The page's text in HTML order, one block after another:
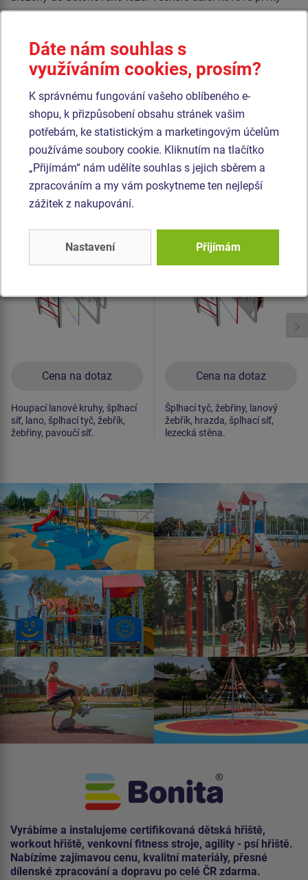
jsou také upravovány zinkováním nebo duplexním
Lana a sítě jsou vyrobeny z materiálu HERKULES (16 mm
lana z polypropylenu s vnitřním ocelovým jádrem) a jsou
spojovány plastovými spoji. Veškerý spojovací materiál je
pozinkovaný nebo nerezový.
Podobnézboží
Produkt - SSE-8703K-20
Šplhací sestava -
celokovová
Cena na dotaz
Novinka
Houpací lanové kruhy, šplhací
síť, lano, šplhací tyč, žebřík,
žebřiny, pavoučí síť.
Produkt - SSE-8603K-20
celokovová
Cena na dotaz
Šplhací tyč, žebřiny, lanový
žebřík, hrazda, šplhací síť,
lezecká stěna.
Vyrábíme a instalujeme certifikovaná dětská hřiště,
workout hřiště, venkovní fitness stroje, agility - psí hřiště.
Nabízíme zajímavou cenu, kvalitní materiály, přesné
dílenské zpracování a dopravu po celé ČR zdarma.
Dáte nám souhlas s
využíváním cookies, prosím?
K správnému fungování vašeho oblíbeného e-
shopu, k přizpůsobení obsahu stránek vašim
potřebám, ke statistickým a marketingovým účelům
používáme soubory cookie. Kliknutím na tlačítko
„Přijímám“ nám udělíte souhlas s jejich sběrem a
zpracováním a my vám poskytneme ten nejlepší
zážitek z nakupování.
Nastavení Přijímám